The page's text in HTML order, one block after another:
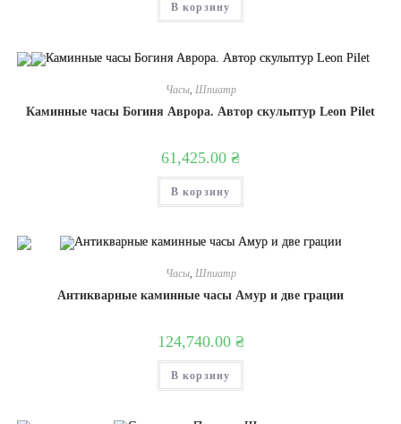
В корзину
Часы, Шпиатр
Каминные часы Богиня Аврора. Автор скульптур Leon Pilet
61,425.00 ₴
В корзину
Часы, Шпиатр
Антикварные каминные часы Амур и две грации
124,740.00 ₴
В корзину